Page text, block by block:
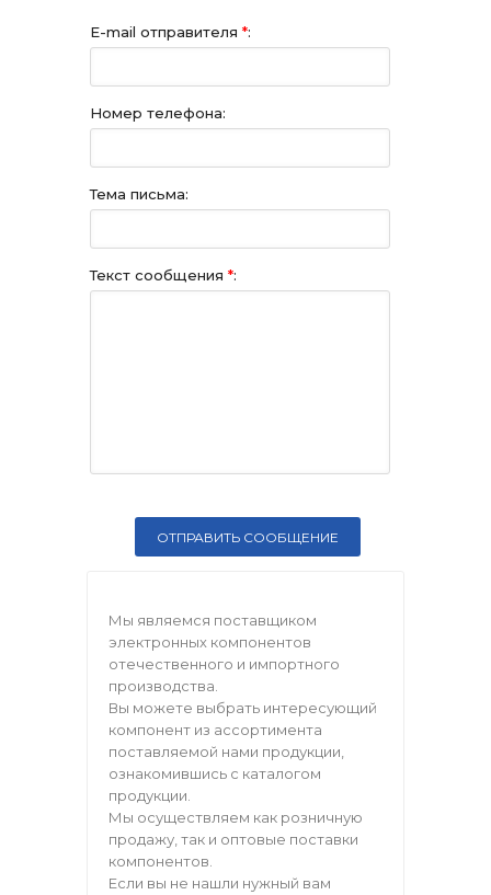
E-mail отправителя *:
Номер телефона:
Тема письма:
Текст сообщения *:
Мы являемся поставщиком
электронных компонентов
отечественного и импортного
производства.
Вы можете выбрать интересующий
компонент из ассортимента
поставляемой нами продукции,
ознакомившись с каталогом
продукции.
Мы осуществляем как розничную
продажу, так и оптовые поставки
компонентов.
Если вы не нашли нужный вам